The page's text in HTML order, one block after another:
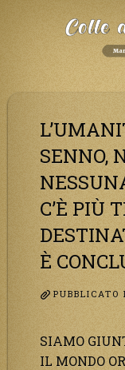
SENNO,
C’È PIÙ
È
PUBBLICATO
SIAMO
IL MONDO